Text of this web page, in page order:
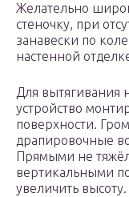
Желательно
стеночку, при
занавески по
настенной
Для вытягивания
устройство
поверхности.
драпировочные
Прямыми не
вертикальными
увеличить высоту.